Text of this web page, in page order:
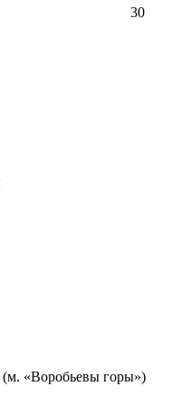
30
«Воробьевы горы»)